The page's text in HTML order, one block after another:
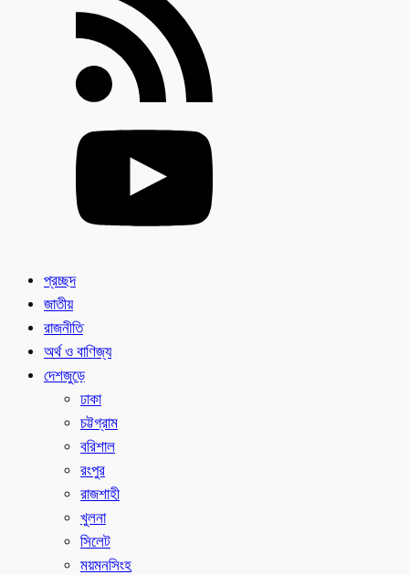
প্রচ্ছদ
জাতীয়
রাজনীতি
অর্থ ও বাণিজ্য
দেশজুড়ে
ঢাকা
চট্টগ্রাম
বরিশাল
রংপুর
রাজশাহী
খুলনা
সিলেট
ময়মনসিংহ